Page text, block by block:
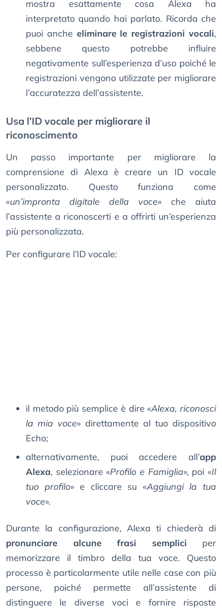
mostra esattamente cosa Alexa ha
interpretato quando hai parlato. Ricorda che
puoi anche eliminare le registrazioni vocali,
sebbene questo potrebbe influire
negativamente sull’esperienza d’uso poiché le
registrazioni vengono utilizzate per migliorare
l’accuratezza dell’assistente.
Usa l’ID vocale per migliorare il
riconoscimento
Un passo importante per migliorare la
comprensione di Alexa è creare un ID vocale
personalizzato. Questo funziona come
«un’impronta digitale della voce» che aiuta
l’assistente a riconoscerti e a offrirti un’esperienza
più personalizzata.
Per configurare l’ID vocale:
il metodo più semplice è dire «Alexa, riconosci
la mia voce» direttamente al tuo dispositivo
Echo;
alternativamente, puoi accedere all’app
Alexa, selezionare «Profilo e Famiglia», poi «Il
tuo profilo» e cliccare su «Aggiungi la tua
voce».
Durante la configurazione, Alexa ti chiederà di
pronunciare alcune frasi semplici per
memorizzare il timbro della tua voce. Questo
processo è particolarmente utile nelle case con più
persone, poiché permette all’assistente di
distinguere le diverse voci e fornire risposte